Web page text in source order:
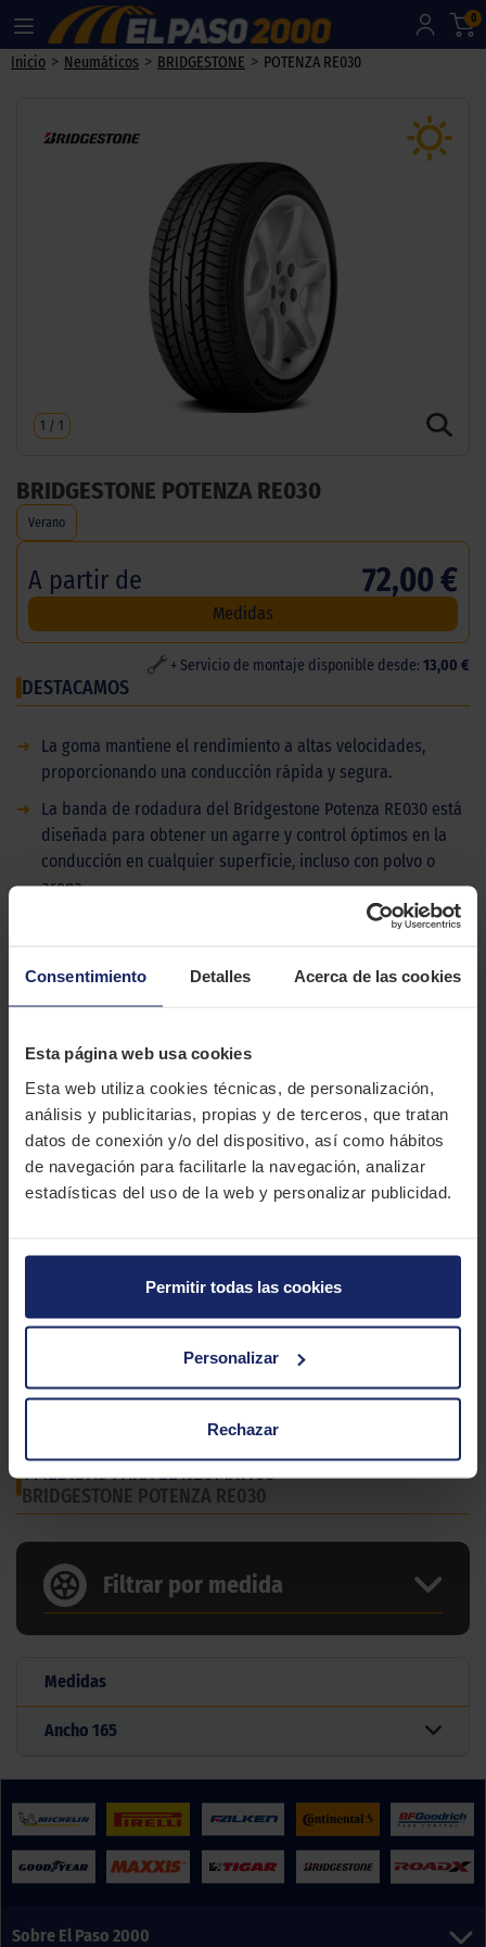
Consentimiento Detalles Acerca de las cookies
Esta página web usa cookies
Esta web utiliza cookies técnicas, de personalización,
análisis y publicitarias, propias y de terceros, que tratan
datos de conexión y/o del dispositivo, así como hábitos
de navegación para facilitarle la navegación, analizar
estadísticas del uso de la web y personalizar publicidad.
Permitir todas las cookies
Personalizar
Rechazar
0
Inicio > Neumáticos > BRIDGESTONE > POTENZA RE030
1 / 1
BRIDGESTONE POTENZA RE030
Verano
A partir de 72,00 €
Medidas
+ Servicio de montaje disponible desde: 13,00 €
DESTACAMOS
➜
La goma mantiene el rendimiento a altas velocidades,
proporcionando una conducción rápida y segura.
➜
La banda de rodadura del Bridgestone Potenza RE030 está
diseñada para obtener un agarre y control óptimos en la
conducción en cualquier superfície, incluso con polvo o
arena.
Haga su pedido de neumáticos en línea desde la web de
Canarias.
BRIDGESTONE POTENZA RE030
El Bridgestone Potenza RE030 es un neumático de altas
prestaciones para vehículos deportivos. Diseñado
especialmente para el Honda Civic, el Subaru Legacy, el Toyota
XRV y los modelos GS300 y GS400 de Lexus.
BRIDGESTONE
Modelo
POTENZA RE030
1 MEDIDAS PARA EL NEUMÁTICO
BRIDGESTONE POTENZA RE030
Filtrar por medida
Medidas
Ancho 165
Sobre El Paso 2000